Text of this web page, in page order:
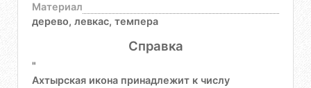
Материал
дерево, левкас, темпера
Справка
"
Ахтырская икона принадлежит к числу